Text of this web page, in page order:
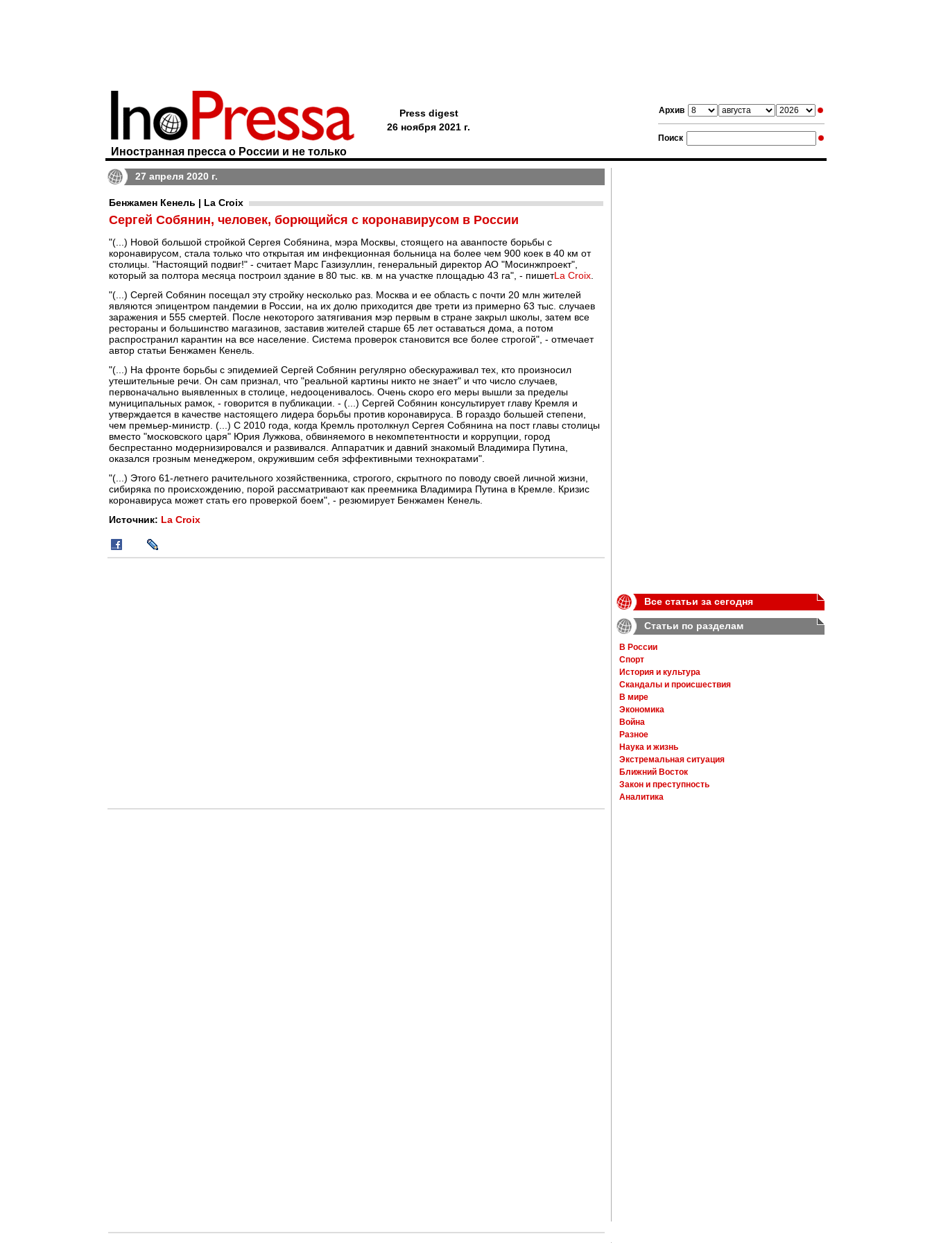
Архив
Поиск
Иностранная пресса о России и не только
Press digest
26 ноября 2021 г.
27 апреля 2020 г.
Бенжамен Кенель | La Croix
Сергей Собянин, человек, борющийся с коронавирусом в России
"(...) Новой большой стройкой Сергея Собянина, мэра Москвы, стоящего на аванпосте борьбы с
коронавирусом, стала только что открытая им инфекционная больница на более чем 900 коек в 40 км от
столицы. "Настоящий подвиг!" - считает Марс Газизуллин, генеральный директор АО "Мосинжпроект",
который за полтора месяца построил здание в 80 тыс. кв. м на участке площадью 43 га", - пишетLa Croix
"(...) Сергей Собянин посещал эту стройку несколько раз. Москва и ее область с почти 20 млн жителей
являются эпицентром пандемии в России, на их долю приходится две трети из примерно 63 тыс. случаев
заражения и 555 смертей. После некоторого затягивания мэр первым в стране закрыл школы, затем все
рестораны и большинство магазинов, заставив жителей старше 65 лет оставаться дома, а потом
распространил карантин на все население. Система проверок становится все более строгой", - отмечает
автор статьи Бенжамен Кенель.
"(...) На фронте борьбы с эпидемией Сергей Собянин регулярно обескураживал тех, кто произносил
утешительные речи. Он сам признал, что "реальной картины никто не знает" и что число случаев,
первоначально выявленных в столице, недооценивалось. Очень скоро его меры вышли за пределы
муниципальных рамок, - говорится в публикации. - (...) Сергей Собянин консультирует главу Кремля и
утверждается в качестве настоящего лидера борьбы против коронавируса. В гораздо большей степени,
чем премьер-министр. (...) С 2010 года, когда Кремль протолкнул Сергея Собянина на пост главы столицы
вместо "московского царя" Юрия Лужкова, обвиняемого в некомпетентности и коррупции, город
беспрестанно модернизировался и развивался. Аппаратчик и давний знакомый Владимира Путина,
оказался грозным менеджером, окружившим себя эффективными технократами".
"(...) Этого 61-летнего рачительного хозяйственника, строгого, скрытного по поводу своей личной жизни,
сибиряка по происхождению, порой рассматривают как преемника Владимира Путина в Кремле. Кризис
коронавируса может стать его проверкой боем", - резюмирует Бенжамен Кенель.
Источник: La Croix
Все статьи за сегодня
Статьи по разделам
В России
Спорт
История и культура
Скандалы и происшествия
В мире
Экономика
Война
Разное
Наука и жизнь
Экстремальная ситуация
Ближний Восток
Закон и преступность
Аналитика